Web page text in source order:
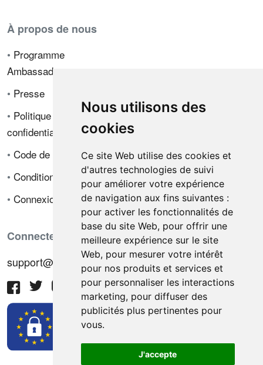
Nous utilisons des
cookies
Ce site Web utilise des cookies et
d'autres technologies de suivi
pour améliorer votre expérience
de navigation aux fins suivantes :
pour activer les fonctionnalités de
base du site Web, pour offrir une
meilleure expérience sur le site
Web, pour mesurer votre intérêt
pour nos produits et services et
pour personnaliser les interactions
marketing, pour diffuser des
publicités plus pertinentes pour
vous.
J'accepte
À propos de nous
• Programme
Ambassadeur
• Presse
• Politique de
confidentialité
• Code de déontologie
• Conditions de vente
• Connexion
Connectez-vous avec nous
support@hiringnotes.com